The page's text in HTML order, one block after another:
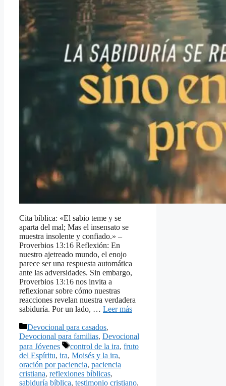
Cita bíblica: «El sabio teme y se
aparta del mal; Mas el insensato se
muestra insolente y confiado.» –
Proverbios 13:16 Reflexión: En
nuestro ajetreado mundo, el enojo
parece ser una respuesta automática
ante las adversidades. Sin embargo,
Proverbios 13:16 nos invita a
reflexionar sobre cómo nuestras
reacciones revelan nuestra verdadera
sabiduría. Por un lado, … Leer más
Categorías
Devocional para casados,
Devocional para familias, Devocional
para Jóvenes
Etiquetas
control de la ira, fruto
del Espíritu, ira, Moisés y la ira,
oración por paciencia, paciencia
cristiana, reflexiones bíblicas,
sabiduría bíblica, testimonio cristiano,